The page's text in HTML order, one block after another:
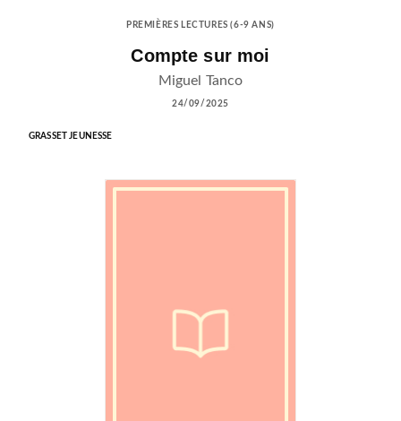
PREMIÈRES LECTURES (6-9 ANS)
Compte sur moi
Miguel Tanco
24/09/2025
GRASSET JEUNESSE